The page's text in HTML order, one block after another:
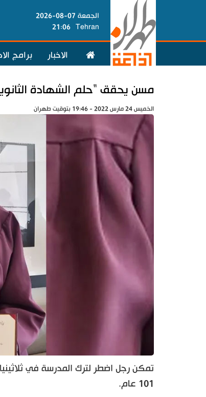
الجمعة 07-08-2026
Tehran
21:06
الاخبار برامج
مسن يحقق "حلم الشهادة
الخميس 24 مارس 2022 - 19:46 بتوقيت طهران
تمكن رجل اضطر لترك المدرسة في
101 عام.